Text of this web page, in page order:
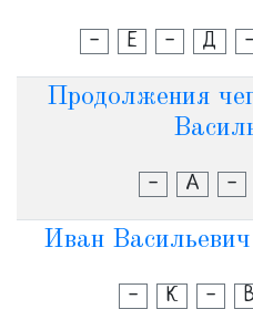
- Е - Д -
Продолжения
- А -
Иван
- К - В